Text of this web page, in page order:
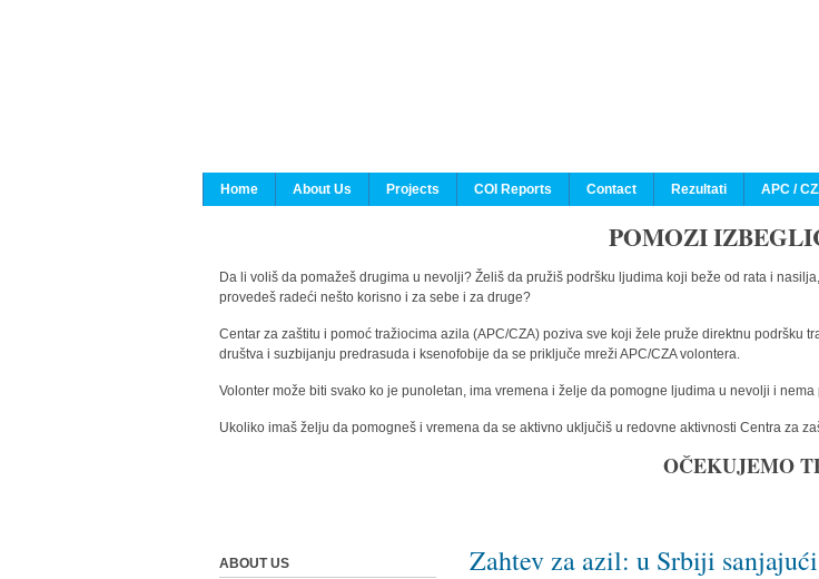
Home
About Us Projects COI Reports Contact Rezultati APC /
POMOZI
Da li voliš da pomažeš drugima u nevolji? Želiš da pružiš podršku ljudima koji beže od rata i
provedeš radeći nešto korisno i za sebe i za druge?
Centar za zaštitu i pomoć tražiocima azila (APC/CZA) poziva sve koji žele pruže direktnu podršku
društva i suzbijanju predrasuda i ksenofobije da se priključe mreži APC/CZA volontera.
Volonter može biti svako ko je punoletan, ima vremena i želje da pomogne ljudima u nevolji i
Ukoliko imaš želju da pomogneš i vremena da se aktivno uključiš u redovne aktivnosti Centra za
OČEKUJEMO
Zahtev za azil: u Srbiji
ABOUT US